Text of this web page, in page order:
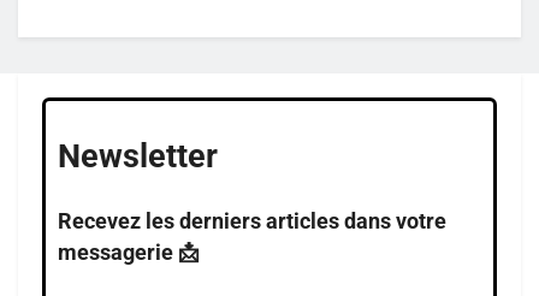
Newsletter
Recevez les derniers articles dans votre
messagerie 📩